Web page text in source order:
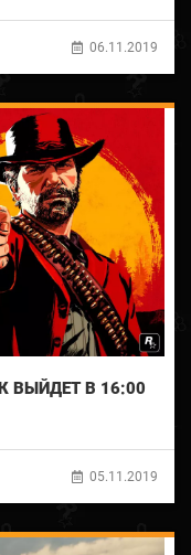
06.11.2019
ВЫЙДЕТ В 16:00
05.11.2019